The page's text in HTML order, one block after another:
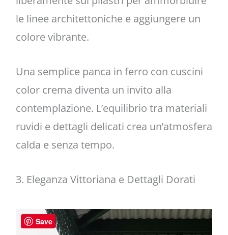
le linee architettoniche e aggiungere un
colore vibrante.
Una semplice panca in ferro con cuscini
color crema diventa un invito alla
contemplazione. L’equilibrio tra materiali
ruvidi e dettagli delicati crea un’atmosfera
calda e senza tempo.
3. Eleganza Vittoriana e Dettagli Dorati
Save